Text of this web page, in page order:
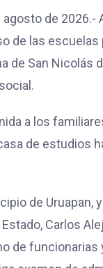
agosto de
las escuelas
de San Nicolás
a los
de estudios
de
Carlos
de